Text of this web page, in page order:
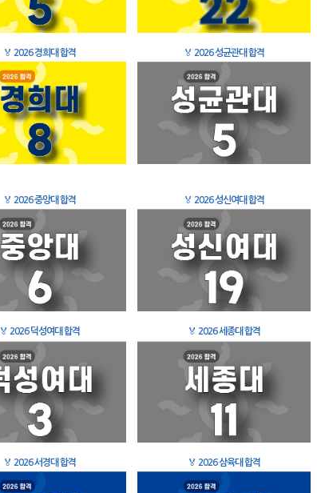
🏅 2026 경희대 합격 🏅 2026 성균관대 합격
🏅 2026 중앙대 합격 🏅 2026 성신여대 합격
🏅 2026 덕성여대 합격 🏅 2026 세종대 합격
🏅 2026 서경대 합격 🏅 2026 삼육대 합격